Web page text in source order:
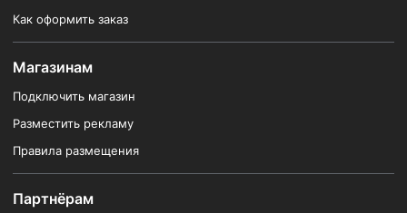
Как оформить заказ
Магазинам
Подключить магазин
Разместить рекламу
Правила размещения
Партнёрам